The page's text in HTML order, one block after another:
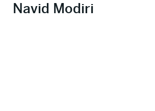
Navid Modiri